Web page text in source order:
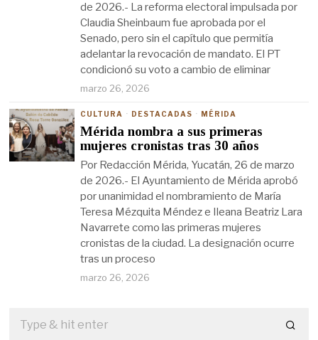
de 2026.- La reforma electoral impulsada por
Claudia Sheinbaum fue aprobada por el
Senado, pero sin el capítulo que permitía
adelantar la revocación de mandato. El PT
condicionó su voto a cambio de eliminar
marzo 26, 2026
CULTURA · DESTACADAS · MÉRIDA
Mérida nombra a sus primeras
mujeres cronistas tras 30 años
Por Redacción Mérida, Yucatán, 26 de marzo
de 2026.- El Ayuntamiento de Mérida aprobó
por unanimidad el nombramiento de María
Teresa Mézquita Méndez e Ileana Beatriz Lara
Navarrete como las primeras mujeres
cronistas de la ciudad. La designación ocurre
tras un proceso
marzo 26, 2026